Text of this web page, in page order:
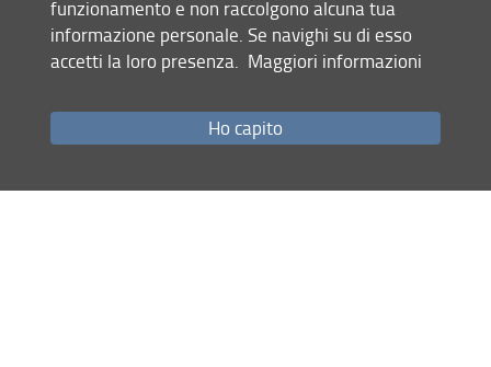
Aldo Mieli verso
una storia
dell’arte e della
queer in Italia
Bedarida
(Sapienza
Università di
magistero della
(UniPi),
funzionamento e non raccolgono alcuna tua
informazione personale. Se navighi su di esso
accetti la loro presenza. Maggiori informazioni
Ho capito